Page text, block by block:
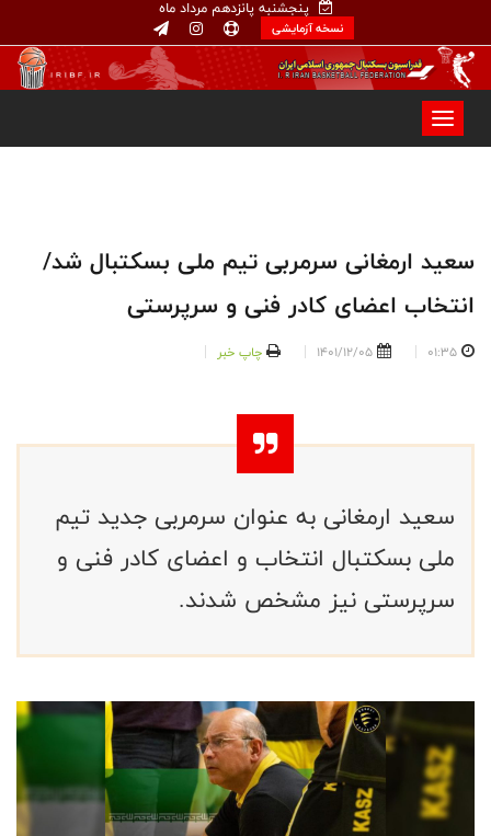
پنجشنبه پانزدهم مرداد ماه
نسخه آزمایشی
سعید ارمغانی سرمربی تیم ملی بسکتبال شد/
انتخاب اعضای کادر فنی و سرپرستی
01:35
1401/12/05 چاپ خبر
سعید ارمغانی به عنوان سرمربی جدید تیم
ملی بسکتبال انتخاب و اعضای کادر فنی و
سرپرستی نیز مشخص شدند.